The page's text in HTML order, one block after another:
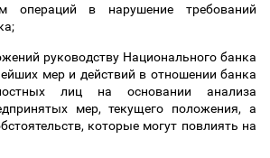
операций в нарушение требований
руководству Национального банка
мер и действий в отношении банка
лиц на основании анализа
мер, текущего положения, а
которые могут повлиять на